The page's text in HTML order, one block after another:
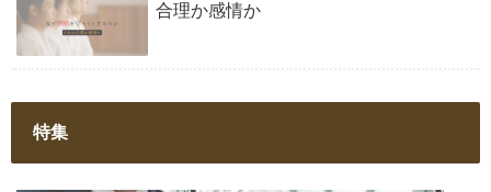
合理か感情か
特集